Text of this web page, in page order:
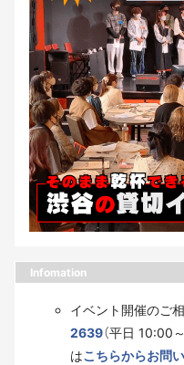
Infomation
イベント開催のご
2639（平日 10:00
はこちらからお問